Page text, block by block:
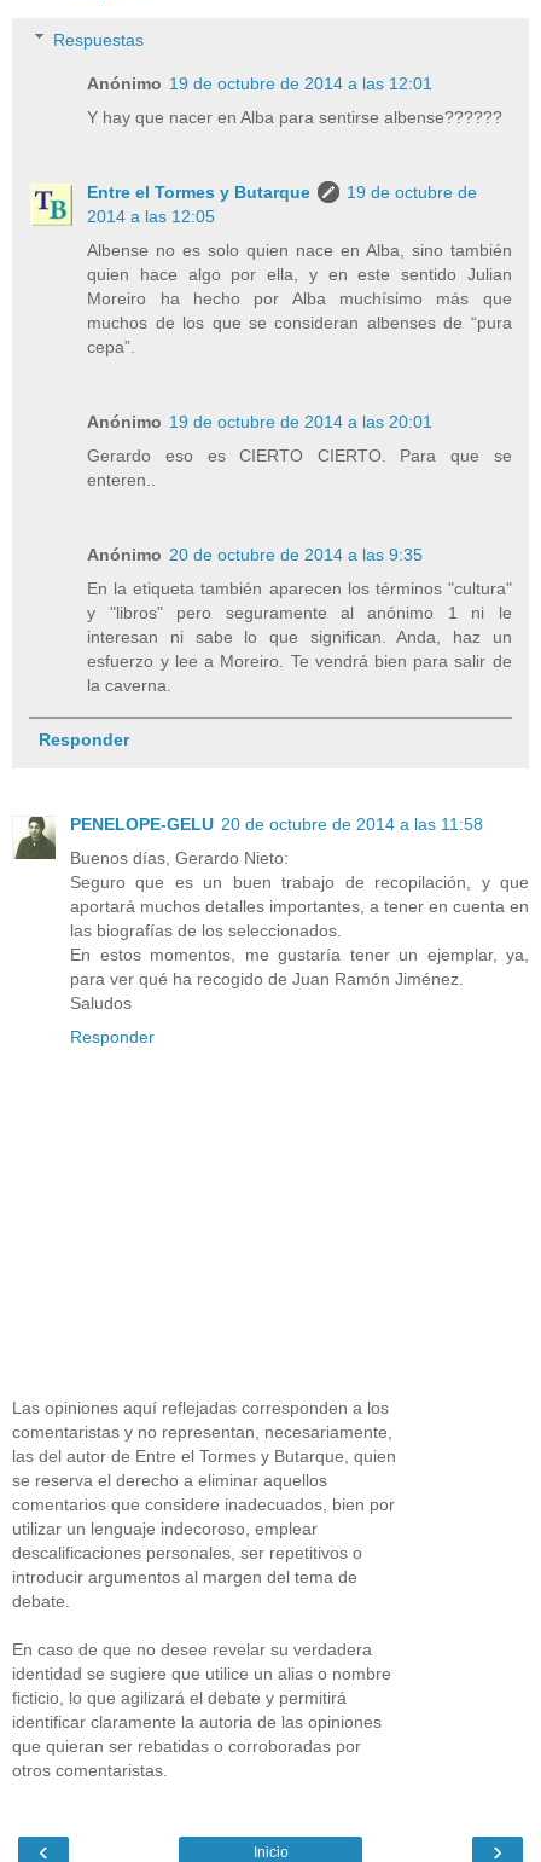
Respuestas
Anónimo 19 de octubre de 2014 a las 12:01
Y hay que nacer en Alba para sentirse albense??????
Entre el Tormes y Butarque
19 de octubre de
2014 a las 12:05
Albense no es solo quien nace en Alba, sino también
quien hace algo por ella, y en este sentido Julian
Moreiro ha hecho por Alba muchísimo más que
muchos de los que se consideran albenses de “pura
cepa”.
Anónimo 19 de octubre de 2014 a las 20:01
Gerardo eso es CIERTO CIERTO. Para que se
enteren..
Anónimo 20 de octubre de 2014 a las 9:35
En la etiqueta también aparecen los términos "cultura"
y "libros" pero seguramente al anónimo 1 ni le
interesan ni sabe lo que significan. Anda, haz un
esfuerzo y lee a Moreiro. Te vendrá bien para salir de
la caverna.
Responder
PENELOPE-GELU 20 de octubre de 2014 a las 11:58
Buenos días, Gerardo Nieto:
Seguro que es un buen trabajo de recopilación, y que
aportará muchos detalles importantes, a tener en cuenta en
las biografías de los seleccionados.
En estos momentos, me gustaría tener un ejemplar, ya,
para ver qué ha recogido de Juan Ramón Jiménez.
Saludos
Responder
Las opiniones aquí reflejadas corresponden a los
comentaristas y no representan, necesariamente,
las del autor de Entre el Tormes y Butarque, quien
se reserva el derecho a eliminar aquellos
comentarios que considere inadecuados, bien por
utilizar un lenguaje indecoroso, emplear
descalificaciones personales, ser repetitivos o
introducir argumentos al margen del tema de
debate.
En caso de que no desee revelar su verdadera
identidad se sugiere que utilice un alias o nombre
ficticio, lo que agilizará el debate y permitirá
identificar claramente la autoria de las opiniones
que quieran ser rebatidas o corroboradas por
otros comentaristas.
‹ ›
Inicio